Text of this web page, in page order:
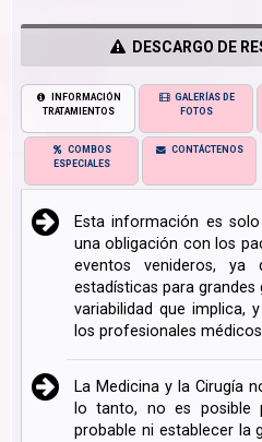
DESCARGO DE
INFORMACIÓN
TRATAMIENTOS
GALERÍAS DE
FOTOS
COMBOS
ESPECIALES
CONTÁCTENOS
Esta información es
una obligación con los
eventos venideros,
estadísticas para
variabilidad que implica,
los profesionales
La Medicina y la Cirugía
lo tanto, no es posible
probable ni establecer la